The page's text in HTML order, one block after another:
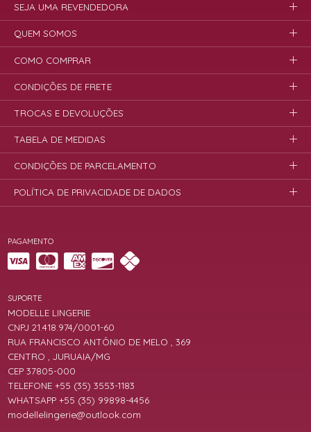
PAGAMENTO
SUPORTE
MODELLE LINGERIE
CNPJ 21.418.974/0001-60
RUA FRANCISCO ANTÔNIO DE MELO , 369
CENTRO , JURUAIA/MG
CEP 37805-000
TELEFONE +55 (35) 3553-1183
WHATSAPP +55 (35) 99898-4456
modellelingerie@outlook.com
SEJA UMA REVENDEDORA
QUEM SOMOS
COMO COMPRAR
CONDIÇÕES DE FRETE
TROCAS E DEVOLUÇÕES
TABELA DE MEDIDAS
CONDIÇÕES DE PARCELAMENTO
POLÍTICA DE PRIVACIDADE DE DADOS